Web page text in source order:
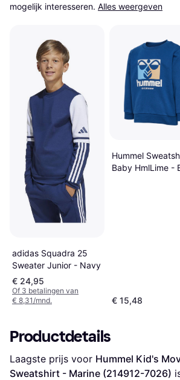
mogelijk interesseren. Alles weergeven
adidas Squadra 25
Sweater Junior - Navy
€ 24,95
Of 3 betalingen van
€ 8,31/mnd.
Hummel
Baby HmlLime -
€ 15,48
Productdetails
Laagste prijs voor Hummel Kid's
Sweatshirt - Marine (214912-7026)